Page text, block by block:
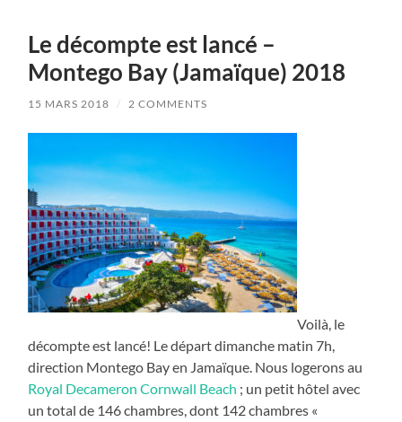
Le décompte est lancé –
Montego Bay (Jamaïque) 2018
15 MARS 2018 / 2 COMMENTS
Voilà, le
décompte est lancé! Le départ dimanche matin 7h,
direction Montego Bay en Jamaïque. Nous logerons au
Royal Decameron Cornwall Beach ; un petit hôtel avec
un total de 146 chambres, dont 142 chambres «